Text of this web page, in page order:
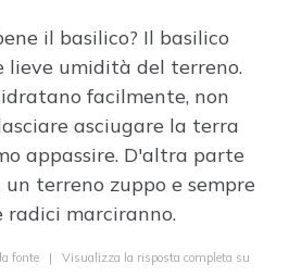
il basilico? Il basilico
lieve umidità del terreno.
facilmente, non
asciugare la terra
appassire. D'altra parte
terreno zuppo e sempre
marciranno.
fonte | Visualizza la risposta completa su